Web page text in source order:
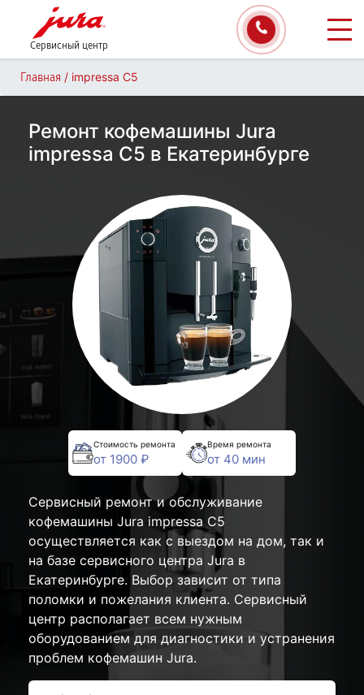
Сервисный центр
Главная / impressa С5
Ремонт кофемашины Jura
impressa С5 в Екатеринбурге
Стоимость ремонта
от 1900 ₽
Время ремонта
от 40 мин
Сервисный ремонт и обслуживание
кофемашины Jura impressa С5
осуществляется как с выездом на дом, так и
на базе сервисного центра Jura в
Екатеринбурге. Выбор зависит от типа
поломки и пожелания клиента. Сервисный
центр располагает всем нужным
оборудованием для диагностики и устранения
проблем кофемашин Jura.